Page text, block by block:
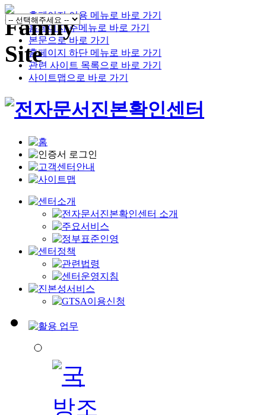
홈페이지 이용 메뉴로 바로 가기
홈페이지 주메뉴로 바로 가기
본문으로 바로 가기
홈페이지 하단 메뉴로 바로 가기
관련 사이트 목록으로 바로 가기
사이트맵으로 바로 가기